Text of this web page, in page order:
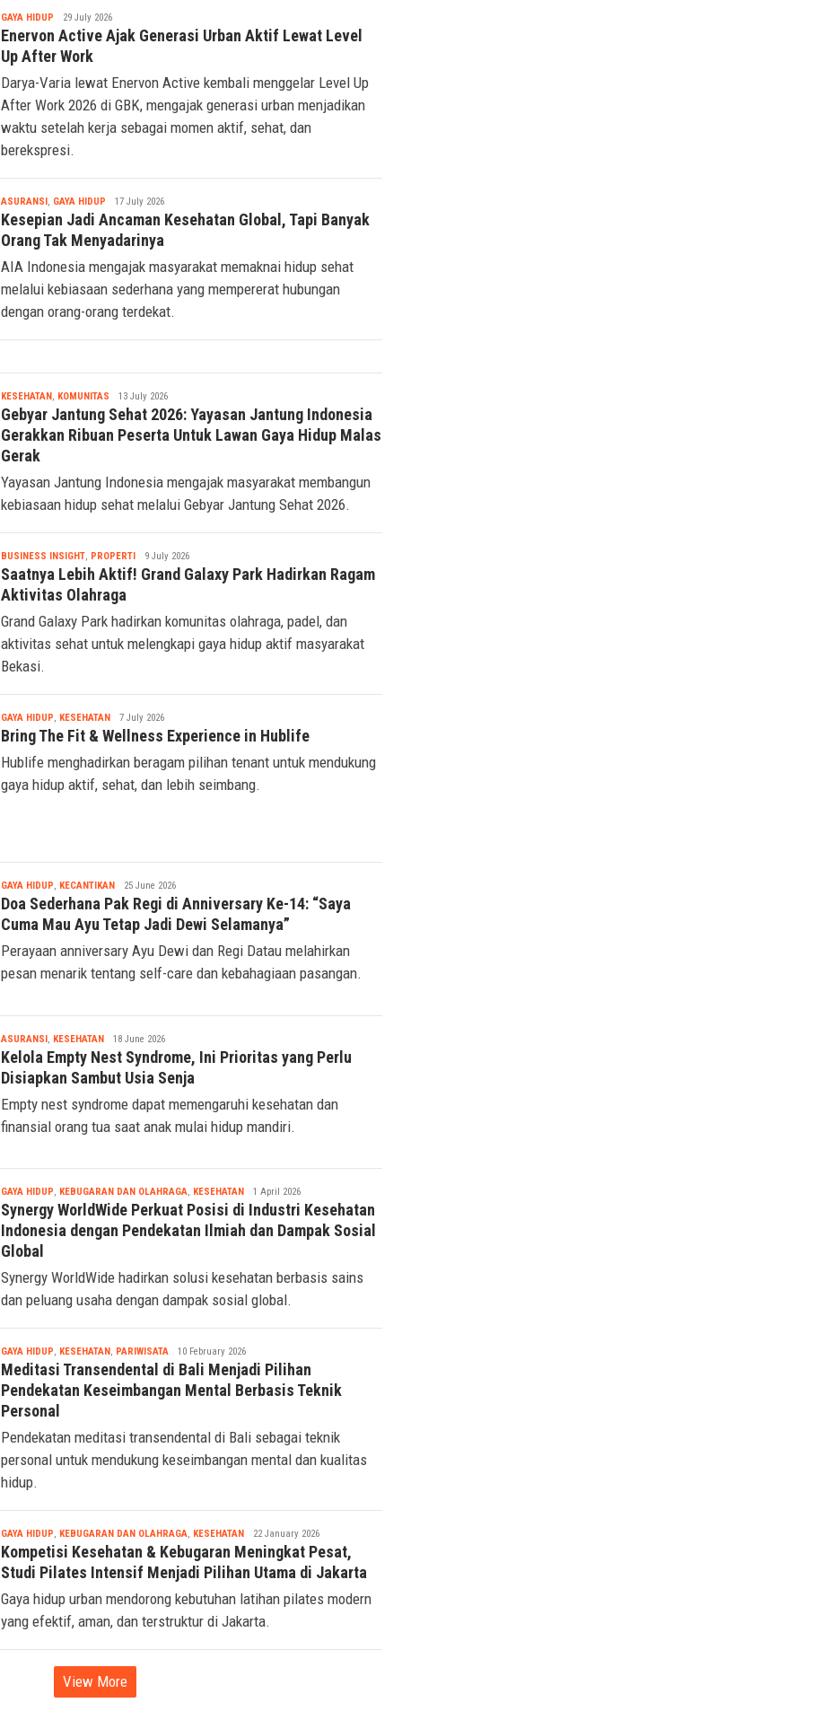
GAYA HIDUPTsaqif29 July 2026
Enervon Active Ajak Generasi Urban Aktif Lewat Level
Up After Work
Darya-Varia lewat Enervon Active kembali menggelar Level Up
After Work 2026 di GBK, mengajak generasi urban menjadikan
waktu setelah kerja sebagai momen aktif, sehat, dan
ASURANSI,GAYA HIDUPTsaqif
Ridwan
17 July 2026
Kesepian Jadi Ancaman Kesehatan Global, Tapi Banyak
Orang Tak Menyadarinya
AIA Indonesia mengajak masyarakat memaknai hidup sehat
melalui kebiasaan sederhana yang mempererat hubungan
KESEHATAN KOMUNITAS Tsaqif
13 July 2026
Gebyar Jantung Sehat 2026: Yayasan Jantung Indonesia
Gerakkan Ribuan Peserta Untuk Lawan Gaya Hidup Malas
Gerak
Yayasan Jantung Indonesia mengajak masyarakat membangun
BUSINESS INSIGHT,PROPERTI Tsaqif
9 July 2026
Saatnya Lebih Aktif! Grand Galaxy Park Hadirkan Ragam
Aktivitas Olahraga
Grand Galaxy Park hadirkan komunitas olahraga, padel, dan
aktivitas sehat untuk melengkapi gaya hidup aktif masyarakat
GAYA HIDUP,KESEHATANTsaqif
7 July 2026
Bring The Fit & Wellness Experience in Hublife
Hublife menghadirkan beragam pilihan tenant untuk mendukung
GAYA HIDUP ,KECANTIKANTsaqif
25 June 2026
Doa Sederhana Pak Regi di Anniversary Ke-14: “Saya
Cuma Mau Ayu Tetap Jadi Dewi Selamanya”
Perayaan anniversary Ayu Dewi dan Regi Datau melahirkan
ASURANSI ,KESEHATANTsaqif
18 June 2026
Kelola Empty Nest Syndrome, Ini Prioritas yang Perlu
Disiapkan Sambut Usia Senja
Empty nest syndrome dapat memengaruhi kesehatan dan
GAYA HIDUP ,KEBUGARAN DAN OLAHRAGA ,KESEHATANTsaqif
Ridwan
1 April 2026
Synergy WorldWide Perkuat Posisi di Industri Kesehatan
Indonesia dengan Pendekatan Ilmiah dan Dampak Sosial
Synergy WorldWide hadirkan solusi kesehatan berbasis sains
GAYA HIDUP, KESEHATAN,PARIWISATA Tsaqif10 February 2026
Meditasi Transendental di Bali Menjadi Pilihan
Pendekatan Keseimbangan Mental Berbasis Teknik
Pendekatan meditasi transendental di Bali sebagai teknik
personal untuk mendukung keseimbangan mental dan kualitas
GAYA HIDUP,KEBUGARAN DAN OLAHRAGA,KESEHATANTsaqif22 January 2026
Kompetisi Kesehatan & Kebugaran Meningkat Pesat,
Gaya hidup urban mendorong kebutuhan latihan pilates modern
View More